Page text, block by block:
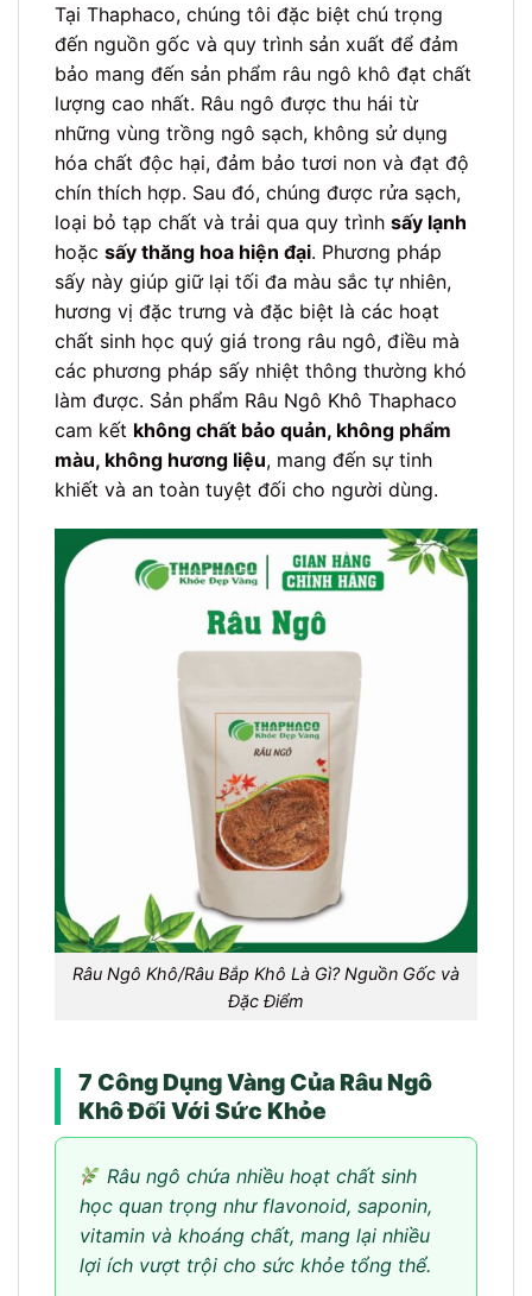
Tại Thaphaco, chúng tôi đặc biệt chú trọng
đến nguồn gốc và quy trình sản xuất để đảm
bảo mang đến sản phẩm râu ngô khô đạt chất
lượng cao nhất. Râu ngô được thu hái từ
những vùng trồng ngô sạch, không sử dụng
hóa chất độc hại, đảm bảo tươi non và đạt độ
chín thích hợp. Sau đó, chúng được rửa sạch,
loại bỏ tạp chất và trải qua quy trình sấy lạnh
hoặc sấy thăng hoa hiện đại. Phương pháp
sấy này giúp giữ lại tối đa màu sắc tự nhiên,
hương vị đặc trưng và đặc biệt là các hoạt
chất sinh học quý giá trong râu ngô, điều mà
các phương pháp sấy nhiệt thông thường khó
làm được. Sản phẩm Râu Ngô Khô Thaphaco
cam kết không chất bảo quản, không phẩm
màu, không hương liệu, mang đến sự tinh
khiết và an toàn tuyệt đối cho người dùng.
Râu Ngô Khô/Râu Bắp Khô Là Gì? Nguồn Gốc và
Đặc Điểm
7 Công Dụng Vàng Của Râu Ngô
Khô Đối Với Sức Khỏe
Râu ngô chứa nhiều hoạt chất sinh
học quan trọng như flavonoid, saponin,
vitamin và khoáng chất, mang lại nhiều
lợi ích vượt trội cho sức khỏe tổng thể.